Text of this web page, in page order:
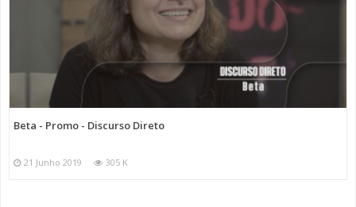
Beta - Promo - Discurso Direto
21 Junho 2019 305 K